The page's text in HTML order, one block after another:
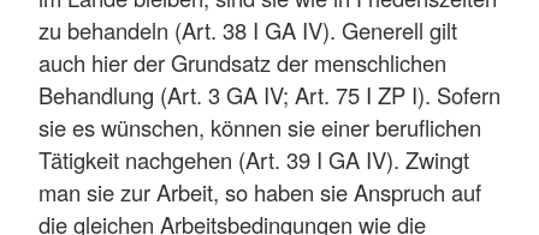
zu behandeln (Art. 38 I GA IV). Generell gilt
auch hier der Grundsatz der menschlichen
Behandlung (Art. 3 GA IV; Art. 75 I ZP I). Sofern
sie es wünschen, können sie einer beruflichen
Tätigkeit nachgehen (Art. 39 I GA IV). Zwingt
man sie zur Arbeit, so haben sie Anspruch auf
die gleichen Arbeitsbedingungen wie die